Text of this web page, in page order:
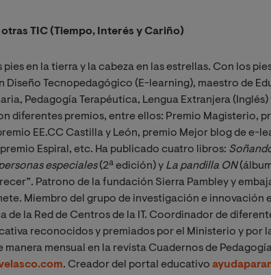
TIC (Tiempo, Interés y Cariño)
en la tierra y la cabeza en las estrellas. Con los
Diseño Tecnopedagógico (E-learning), maestro de
Pedagogía Terapéutica, Lengua Extranjera
diferentes premios, entre ellos: Premio Magisterio,
EE.CC Castilla y León, premio Mejor blog de e-
Espiral, etc. Ha publicado cuatro libros:
especiales(2ª edición) y La pandilla ON
Patrono de la fundación Sierra Pambley y
Miembro del grupo de investigación e innovación
de la Red de Centros de la IT. Coordinador de
reconocidos y premiados por el Ministerio y por
manera mensual en la revista Cuadernos de
. Creador del portal educativo